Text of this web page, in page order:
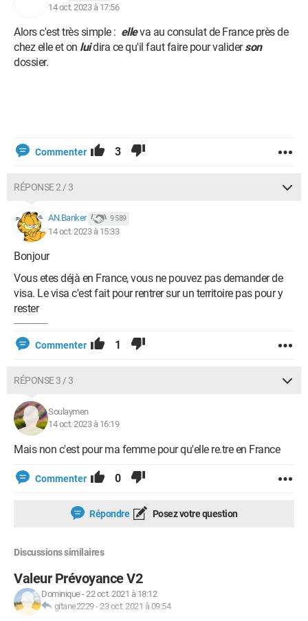
14 oct. 2023 à 17:56
Alors c'est très simple : elleva au consulat de France près de
chez elle et on luidira ce qu'il faut faire pour validerson
dossier.
Commenter 3
RÉPONSE 2 / 3
AN.Banker 9 589
14 oct. 2023 à 15:33
Bonjour
Vous etes déjà en France, vous ne pouvez pas demander de
visa. Le visa c'est fait pour rentrer sur un territoire pas pour y
rester
Commenter 1
RÉPONSE 3 / 3
Soulaymen
14 oct. 2023 à 16:19
Mais non c'est pour ma femme pour qu'elle re.tre en France
Commenter 0
Répondre Posez votre question
Discussions similaires
Valeur Prévoyance V2
Dominique-22 oct. 2021 à 18:12
gitane2229-23 oct. 2021 à 09:54